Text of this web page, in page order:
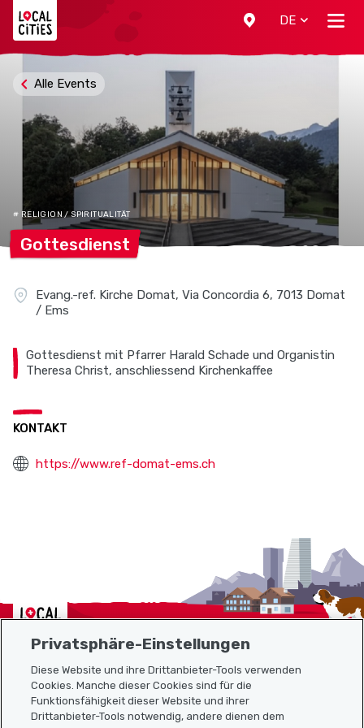
DE
Alle Events
# RELIGION / SPIRITUALITÄT
Gottesdienst
Evang.-ref. Kirche Domat, Via Concordia 6, 7013 Domat
/ Ems
Gottesdienst mit Pfarrer Harald Schade und Organistin
Theresa Christ, anschliessend Kirchenkaffee
KONTAKT
https://www.ref-domat-ems.ch
Localcities
Sitemap
Privatsphäre-Einstellungen
Diese Website und ihre Drittanbieter-Tools verwenden
Cookies. Manche dieser Cookies sind für die
Funktionsfähigkeit dieser Website und ihrer
Drittanbieter-Tools notwendig, andere dienen dem